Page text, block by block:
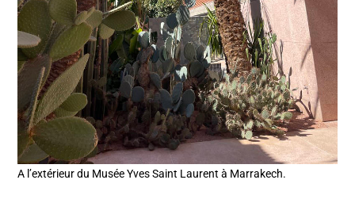
A l’extérieur du Musée Yves Saint Laurent à Marrakech.